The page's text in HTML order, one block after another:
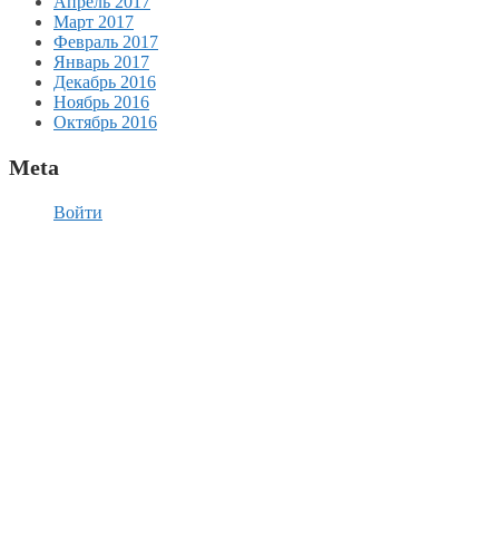
Март 2017
Февраль 2017
Январь 2017
Декабрь 2016
Ноябрь 2016
Октябрь 2016
Meta
Войти